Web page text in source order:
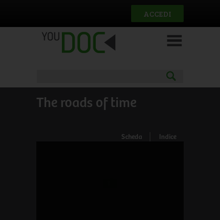
ACCEDI
The roads of time
Scheda Indice